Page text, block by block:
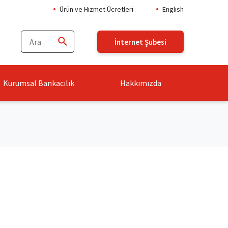
Ürün ve Hizmet Ücretleri English
İnternet Şubesi
Kurumsal Bankacılık Hakkımızda